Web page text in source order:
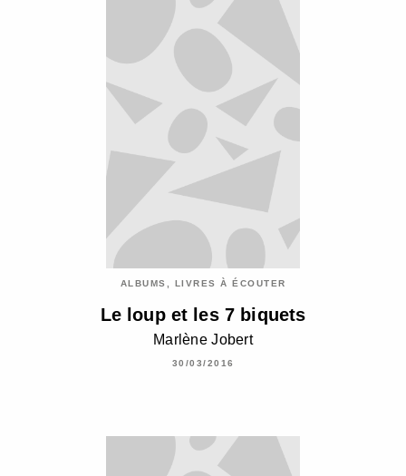
ALBUMS, LIVRES À ÉCOUTER
Le loup et les 7 biquets
Marlène Jobert
30/03/2016